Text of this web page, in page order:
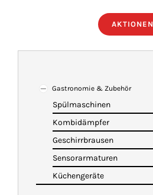
IMBISSANHÄNGER
KATALOG
AKTIONEN
Gastronomie & Zubehör
Spülmaschinen
Kombidämpfer
Geschirrbrausen
Sensorarmaturen
Küchengeräte